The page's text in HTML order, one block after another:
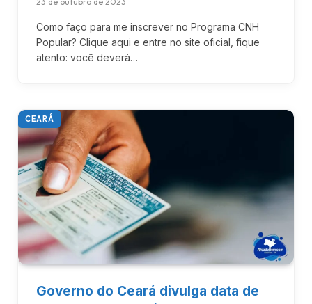
Como faço para me inscrever no Programa CNH
Popular? Clique aqui e entre no site oficial, fique
atento: você deverá…
CEARÁ
Governo do Ceará divulga data de